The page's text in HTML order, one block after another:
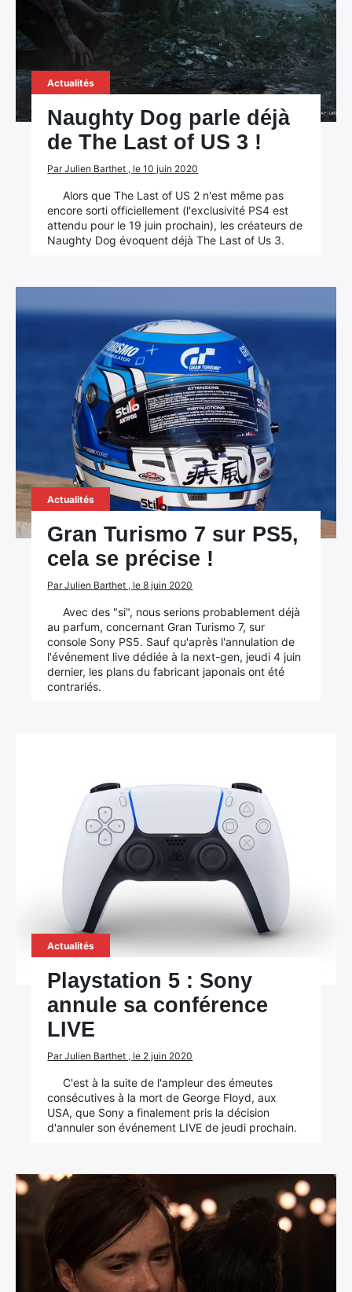
Actualités
Naughty Dog parle déjà
de The Last of US 3 !
Par Julien Barthet , le 10 juin 2020
Alors que The Last of US 2 n'est même pas
encore sorti officiellement (l'exclusivité PS4 est
attendu pour le 19 juin prochain), les créateurs de
Naughty Dog évoquent déjà The Last of Us 3.
Actualités
Gran Turismo 7 sur PS5,
cela se précise !
Par Julien Barthet , le 8 juin 2020
Avec des "si", nous serions probablement déjà
au parfum, concernant Gran Turismo 7, sur
console Sony PS5. Sauf qu'après l'annulation de
l'événement live dédiée à la next-gen, jeudi 4 juin
dernier, les plans du fabricant japonais ont été
contrariés.
Actualités
Playstation 5 : Sony
annule sa conférence
LIVE
Par Julien Barthet , le 2 juin 2020
C'est à la suite de l'ampleur des émeutes
consécutives à la mort de George Floyd, aux
USA, que Sony a finalement pris la décision
d'annuler son événement LIVE de jeudi prochain.